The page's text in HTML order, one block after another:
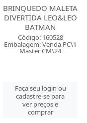
BRINQUEDO MONTE SEU
MONSTRINHO GALAXIA
LEO&LEO
Código: 160534
Embalagem: Venda PC\1
Master CX\6
Faça seu login ou
cadastre-se para
ver preços e
comprar